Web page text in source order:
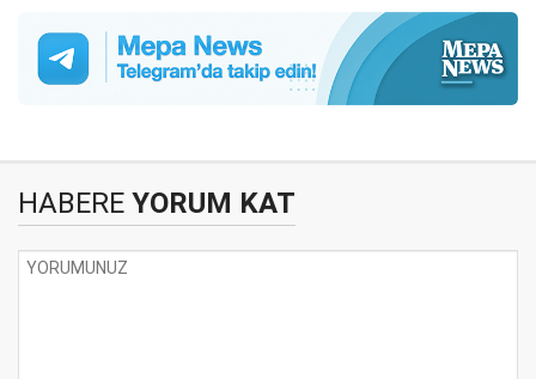
HABERE YORUM KAT